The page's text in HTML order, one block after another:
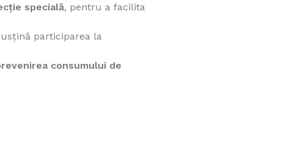
specială, pentru a facilita
participarea la
consumului de